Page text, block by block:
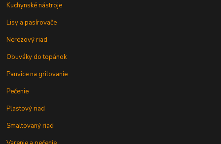
Kuchynské nástroje
Lisy a pasírovače
Nerezový riad
Obuváky do topánok
Panvice na grilovanie
Pečenie
Plastový riad
Smaltovaný riad